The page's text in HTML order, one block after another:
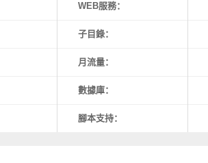
WEB服務：
子目錄：
月流量：
數據庫：
腳本支持：